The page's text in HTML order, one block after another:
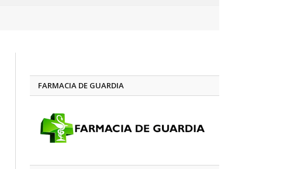
FARMACIA DE GUARDIA